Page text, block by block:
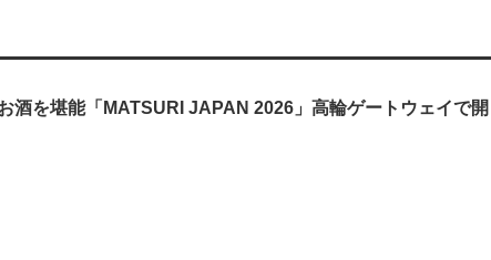
酒を堪能「MATSURI JAPAN 2026」高輪ゲートウェイで開